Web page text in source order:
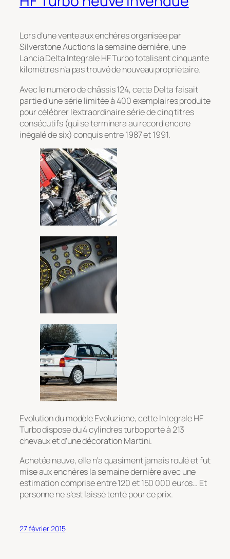
Lors d’une vente aux enchères organisée par
Silverstone Auctions la semaine dernière, une
Lancia Delta Integrale HF Turbo totalisant cinquante
kilomètres n’a pas trouvé de nouveau propriétaire.
Avec le numéro de châssis 124, cette Delta faisait
partie d’une série limitée à 400 exemplaires produite
pour célébrer l’extraordinaire série de cinq titres
consécutifs (qui se terminera au record encore
inégalé de six) conquis entre 1987 et 1991.
Evolution du modèle Evoluzione, cette Integrale HF
Turbo dispose du 4 cylindres turbo porté à 213
chevaux et d’une décoration Martini.
Achetée neuve, elle n’a quasiment jamais roulé et fut
mise aux enchères la semaine dernière avec une
estimation comprise entre 120 et 150 000 euros… Et
personne ne s’est laissé tenté pour ce prix.
27 février 2015